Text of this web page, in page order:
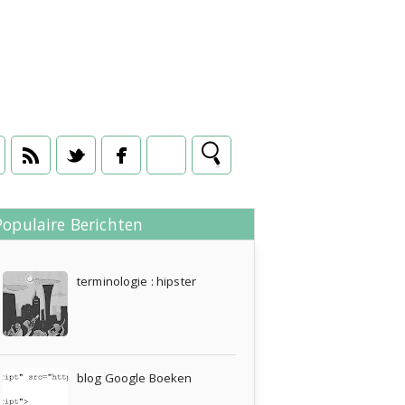
Berichten
terminologie : hipster
blog Google Boeken